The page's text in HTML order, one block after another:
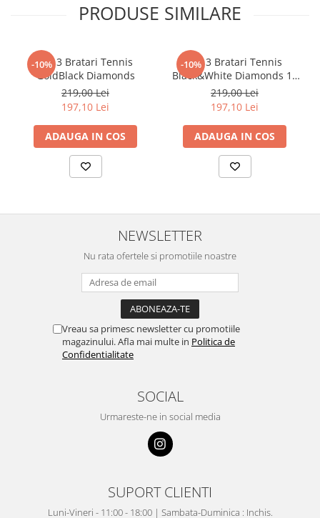
PRODUSE SIMILARE
-10%
Set 3 Bratari Tennis
GoldBlack Diamonds
219,00 Lei
197,10 Lei
ADAUGA IN COS
-10%
Set 3 Bratari Tennis
Black&White Diamonds 19
CM
219,00 Lei
197,10 Lei
ADAUGA IN COS
NEWSLETTER
Nu rata ofertele si promotiile noastre
Vreau sa primesc newsletter cu promotiile
magazinului. Afla mai multe in Politica de
Confidentialitate
SOCIAL
Urmareste-ne in social media
SUPORT CLIENTI
Luni-Vineri - 11:00 - 18:00 | Sambata-Duminica : Inchis.